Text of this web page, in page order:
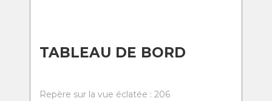
TABLEAU DE BORD
Repère sur la vue éclatée : 206